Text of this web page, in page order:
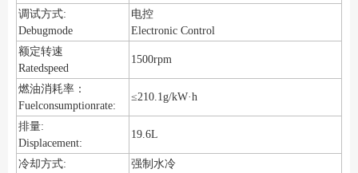
调试方式:
Debugmode
电控
Electronic Control
额定转速
Ratedspeed
1500rpm
燃油消耗率：
Fuelconsumptionrate:
≤210.1g/kW·h
排量:
Displacement:
19.6L
冷却方式:
强制水冷